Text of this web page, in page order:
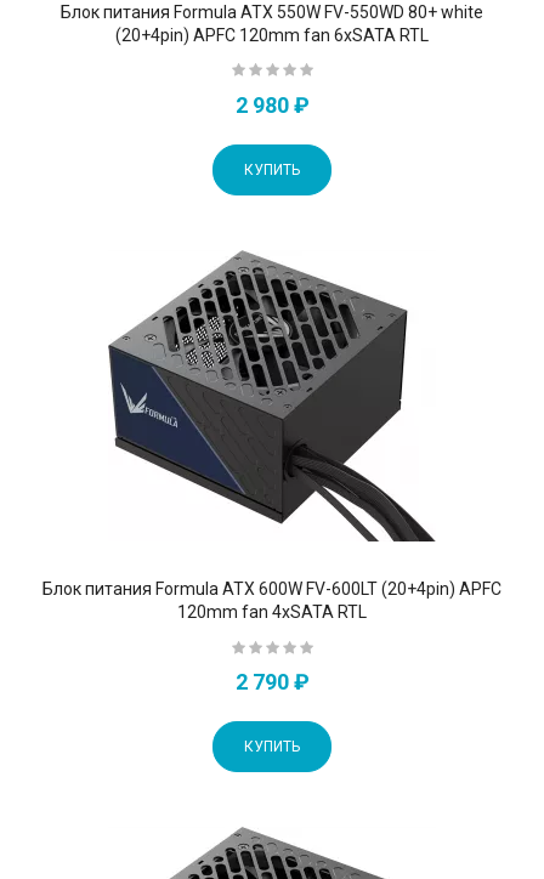
Блок питания Formula ATX 550W FV-550WD 80+ white
(20+4pin) APFC 120mm fan 6xSATA RTL
2 980 ₽
КУПИТЬ
Блок питания Formula ATX 600W FV-600LT (20+4pin) APFC
120mm fan 4xSATA RTL
2 790 ₽
КУПИТЬ